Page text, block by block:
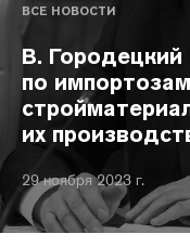
ВСЕ НОВОСТИ
В. Городецкий
по
их
29 ноября 2023 г.